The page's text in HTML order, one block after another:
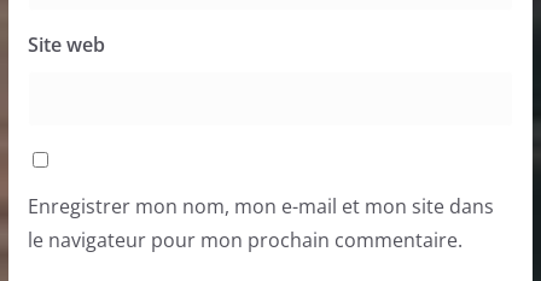
Site web
Enregistrer mon nom, mon e-mail et mon site dans
le navigateur pour mon prochain commentaire.